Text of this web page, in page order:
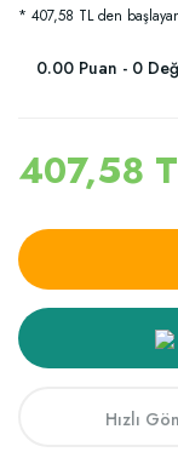
* 407,58 TL den
0.00 Puan - 0
407,58
Hızlı